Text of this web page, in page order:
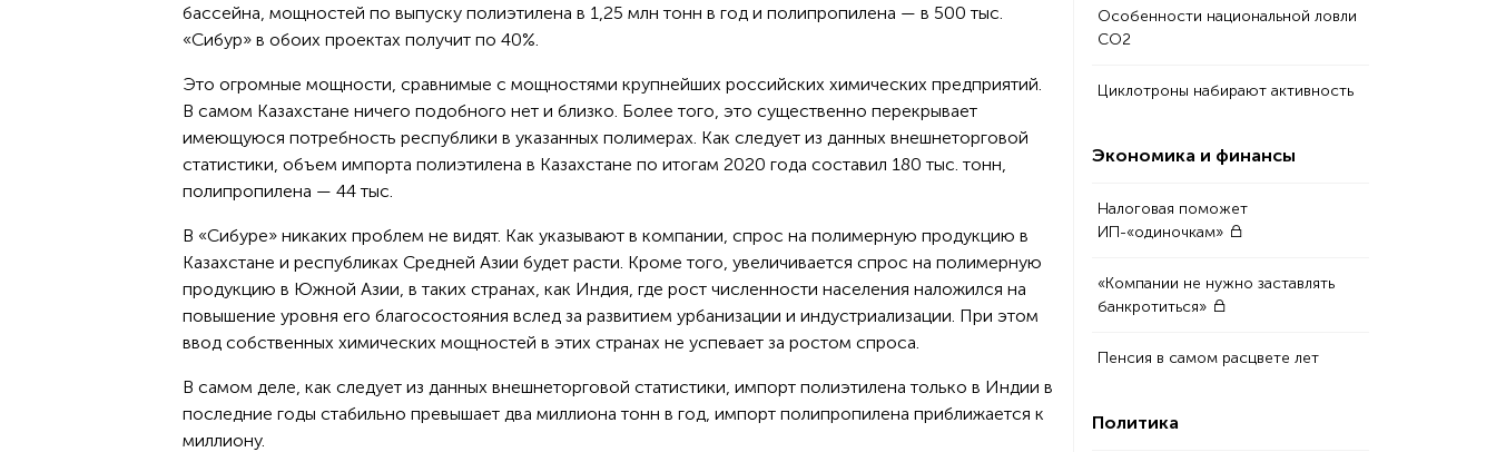
бассейна, мощностей по выпуску полиэтилена в 1,25 млн тонн в год и полипропилена — в 500 тыс.
«Сибур» в обоих проектах получит по 40%.
Это огромные мощности, сравнимые с мощностями крупнейших российских химических предприятий.
В самом Казахстане ничего подобного нет и близко. Более того, это существенно перекрывает
имеющуюся потребность республики в указанных полимерах. Как следует из данных внешнеторговой
статистики, объем импорта полиэтилена в Казахстане по итогам 2020 года составил 180 тыс. тонн,
полипропилена — 44 тыс.
В «Сибуре» никаких проблем не видят. Как указывают в компании, спрос на полимерную продукцию в
Казахстане и республиках Средней Азии будет расти. Кроме того, увеличивается спрос на полимерную
продукцию в Южной Азии, в таких странах, как Индия, где рост численности населения наложился на
повышение уровня его благосостояния вслед за развитием урбанизации и индустриализации. При этом
ввод собственных химических мощностей в этих странах не успевает за ростом спроса.
В самом деле, как следует из данных внешнеторговой статистики, импорт полиэтилена только в Индии в
последние годы стабильно превышает два миллиона тонн в год, импорт полипропилена приближается к
миллиону.
Особенности национальной ловли
СО2
Циклотроны набирают активность
Экономика и финансы
Налоговая поможет
ИП-«одиночкам»
«Компании не нужно заставлять
банкротиться»
Пенсия в самом расцвете лет
Политика